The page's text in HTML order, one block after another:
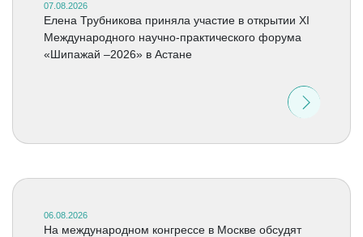
07.08.2026
Елена Трубникова приняла участие в открытии XI
Международного научно-практического форума
«Шипажай –2026» в Астане
06.08.2026
На международном конгрессе в Москве обсудят